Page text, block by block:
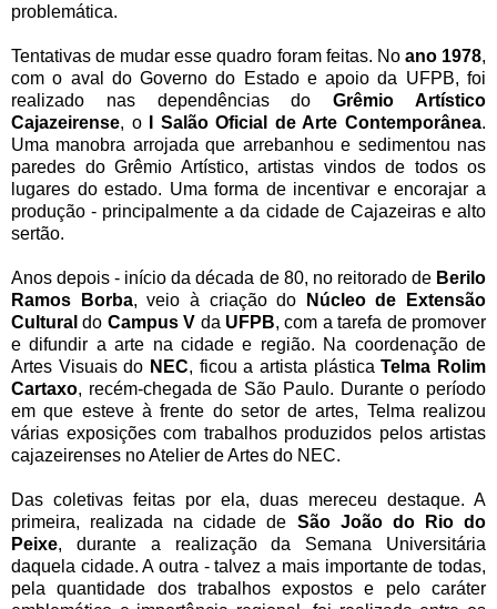
problemática.
Tentativas de mudar esse quadro foram feitas. No ano 1978,
com o aval do Governo do Estado e apoio da UFPB, foi
realizado nas dependências doGrêmio Artístico
Cajazeirense, o I Salão Oficial de Arte Contemporânea.
Uma manobra arrojada que arrebanhou e sedimentou nas
paredes do Grêmio Artístico, artistas vindos de todos os
lugares do estado. Uma forma de incentivar e encorajar a
produção - principalmente a da cidade de Cajazeiras e alto
sertão.
Anos depois - início da década de 80, no reitorado de Berilo
Ramos Borba, veio à criação do
Núcleo de Extensão
Cultural do Campus V da UFPB, com a tarefa de promover
e difundir a arte na cidade e região. Na coordenação de
Artes Visuais do NEC, ficou a artista plásticaTelma Rolim
Cartaxo, recém-chegada de São Paulo. Durante o período
em que esteve à frente do setor de artes, Telma realizou
várias exposições com trabalhos produzidos pelos artistas
cajazeirenses no Atelier de Artes do NEC.
Das coletivas feitas por ela, duas mereceu destaque. A
primeira, realizada na cidade de São João do Rio do
Peixe, durante a realização da Semana Universitária
daquela cidade. A outra - talvez a mais importante de todas,
pela quantidade dos trabalhos expostos e pelo caráter